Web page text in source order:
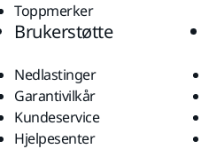
Toppmerker
Brukerstøtte
Nedlastinger
Garantivilkår
Kundeservice
Hjelpesenter